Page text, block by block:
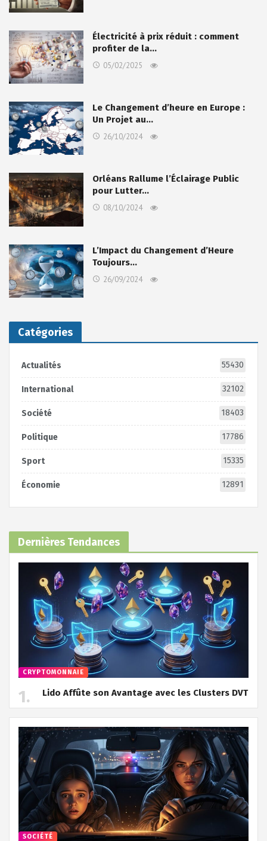
Électricité à prix réduit : comment
profiter de la…
05/02/2025
Le Changement d’heure en Europe :
Un Projet au…
26/10/2024
Orléans Rallume l’Éclairage Public
pour Lutter…
08/10/2024
L’Impact du Changement d’Heure
Toujours…
26/09/2024
Catégories
Actualités 55430
International 32102
Société 18403
Politique 17786
Sport 15335
Économie 12891
Dernières Tendances
CRYPTOMONNAIE
Lido Affûte son Avantage avec les Clusters DVT
SOCIÉTÉ